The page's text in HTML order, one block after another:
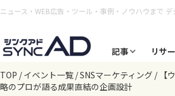
ニュース・WEB広告・ツール・事例・ノウハウまで デ
記事
リサ
TOP
イベント一覧 SNSマーケティング
【
略のプロが語る成果直結の企画設計